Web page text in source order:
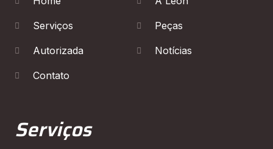
Serviços Peças
Autorizada Notícias
Contato
Serviços